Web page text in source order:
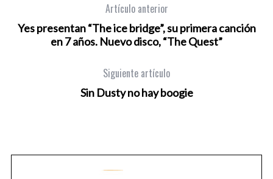
Artículo anterior
Yes presentan “The ice bridge”, su primera canción
en 7 años. Nuevo disco, “The Quest”
Siguiente artículo
Sin Dusty no hay boogie